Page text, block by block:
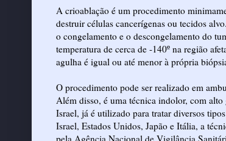
A crioablação é um procedimento
destruir células cancerígenas ou tecidos
o congelamento e o descongelamento do
temperatura de cerca de -140º na região
agulha é igual ou até menor à própria
O procedimento pode ser realizado em
Além disso, é uma técnica indolor, com
Israel, já é utilizado para tratar diversos
Israel, Estados Unidos, Japão e Itália, a
pela Agência Nacional de Vigilância